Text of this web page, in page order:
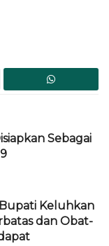
Sebagai
Keluhkan
dan Obat-